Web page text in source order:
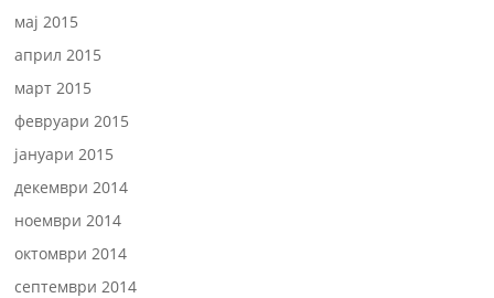
мај 2015
април 2015
март 2015
февруари 2015
јануари 2015
декември 2014
ноември 2014
октомври 2014
септември 2014